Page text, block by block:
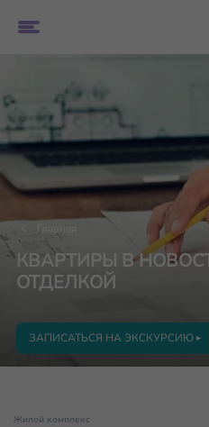
Главная
КВАРТИРЫ В
ОТДЕЛКОЙ
ЗАПИСАТЬСЯ НА ЭКСКУРСИЮ
Жилой комплекс